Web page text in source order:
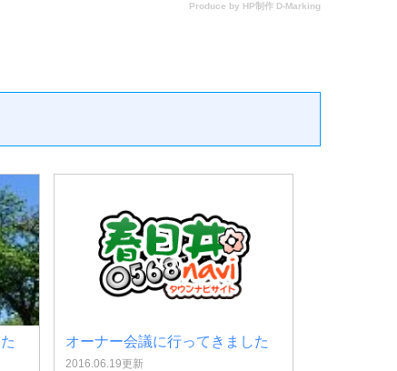
Produce by HP制作 D-Marking
オーナー会議に行ってきました
2016.06.19更新